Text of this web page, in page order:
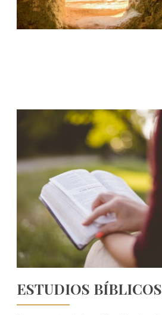
ESTUDIOS BÍBLICOS